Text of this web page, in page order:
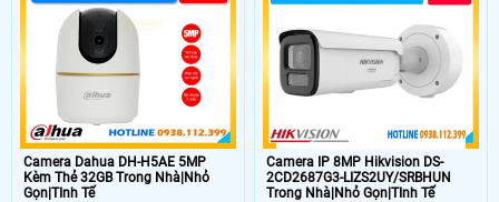
Camera Dahua DH-H5AE 5MP
Kèm Thẻ 32GB Trong Nhà|Nhỏ
Gọn|TInh Tế
Camera IP 8MP Hikvision DS-
2CD2687G3-LIZS2UY/SRBHUN
Trong Nhà|Nhỏ Gọn|TInh Tế